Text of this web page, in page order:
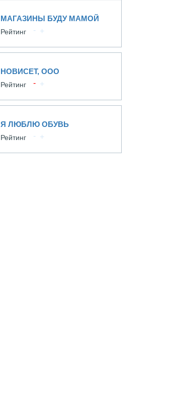
МАГАЗИНЫ БУДУ МАМОЙ
Рейтинг
НОВИСЕТ, ООО
Рейтинг
Я ЛЮБЛЮ ОБУВЬ
Рейтинг